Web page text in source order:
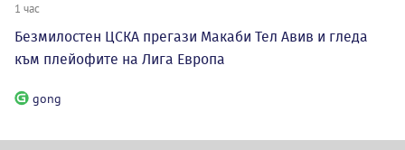
1 час
Безмилостен ЦСКА прегази Макаби Тел Авив и гледа
към плейофите на Лига Европа
gong